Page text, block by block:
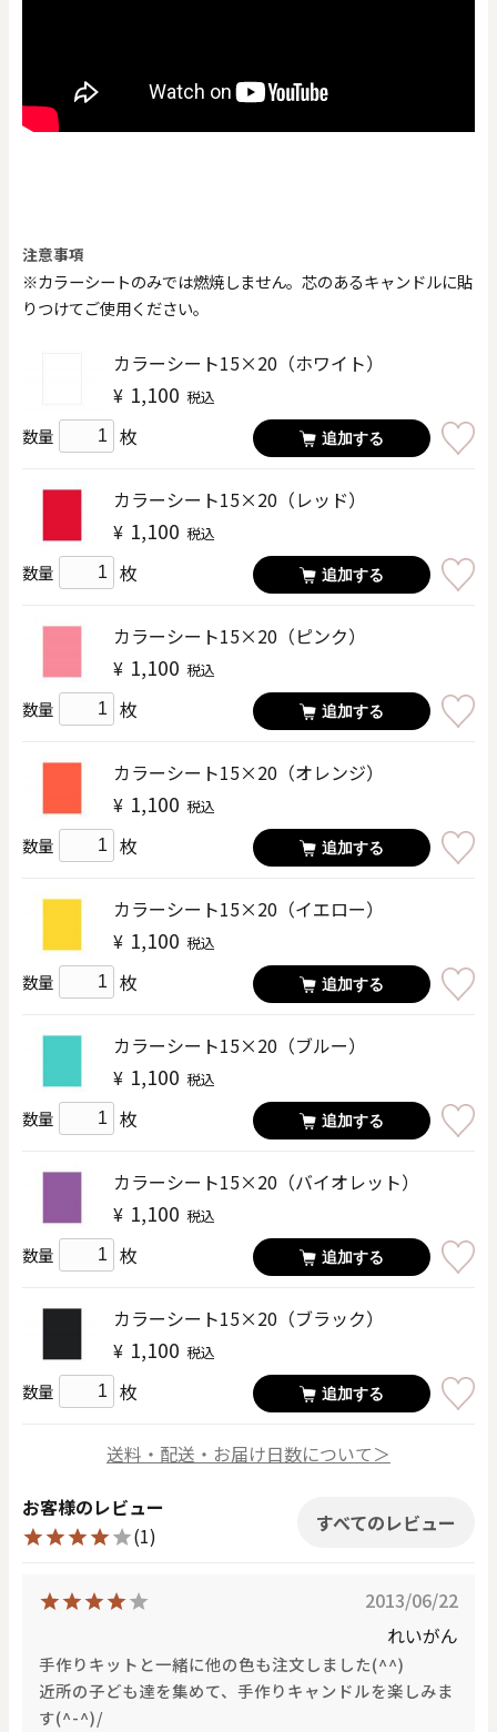
注意事項
※カラーシートのみでは燃焼しません。芯のあるキャンドルに貼
りつけてご使用ください。
カラーシート15×20（ホワイト）
¥ 1,100 税込
数量 枚 追加する
カラーシート15×20（レッド）
¥ 1,100 税込
数量 枚 追加する
カラーシート15×20（ピンク）
¥ 1,100 税込
数量 枚 追加する
カラーシート15×20（オレンジ）
¥ 1,100 税込
数量 枚 追加する
カラーシート15×20（イエロー）
¥ 1,100 税込
数量 枚 追加する
カラーシート15×20（ブルー）
¥ 1,100 税込
数量 枚 追加する
カラーシート15×20（バイオレット）
¥ 1,100 税込
数量 枚 追加する
カラーシート15×20（ブラック）
¥ 1,100 税込
数量 枚 追加する
送料・配送・お届け日数について＞
お客様のレビュー
(1)
すべてのレビュー
2013/06/22
れいがん
手作りキットと一緒に他の色も注文しました(^^)
近所の子ども達を集めて、手作りキャンドルを楽しみま
す(^-^)/